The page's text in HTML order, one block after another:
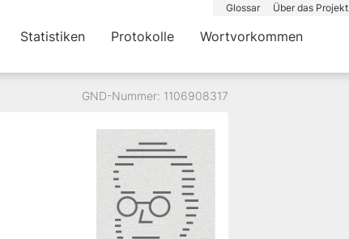
Glossar Über das Projekt
Statistiken Protokolle Wortvorkommen
GND-Nummer: 1106908317